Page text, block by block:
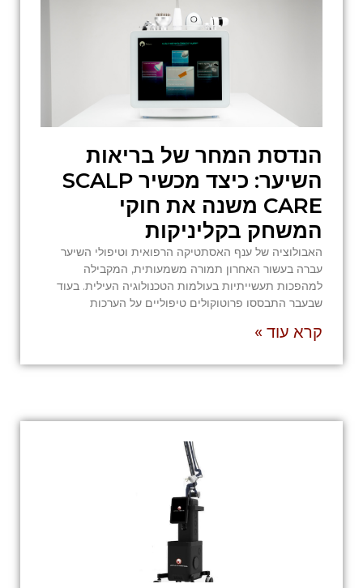
הנדסת המחר של בריאות
השיער: כיצד מכשיר SCALP
CARE משנה את חוקי
המשחק בקליניקות
האבולוציה של ענף האסתטיקה הרפואית וטיפולי השיער
עברה בעשור האחרון תמורה משמעותית, המקבילה
למהפכות תעשייתיות בעולמות הטכנולוגיה העילית. בעוד
שבעבר התבססו פרוטוקולים טיפוליים על הערכות
קרא עוד »